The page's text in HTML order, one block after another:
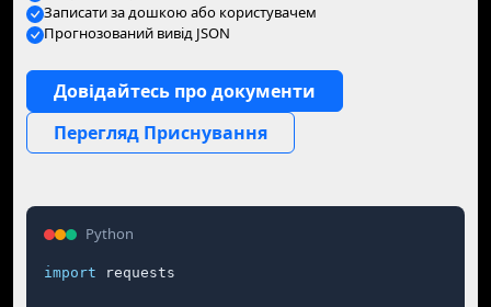
Записати за дошкою або користувачем
Прогнозований вивід JSON
Довідайтесь про документи
Перегляд Приснування
Python
import requests